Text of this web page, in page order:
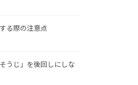
る際の注意点
うじ」を後回しにしな